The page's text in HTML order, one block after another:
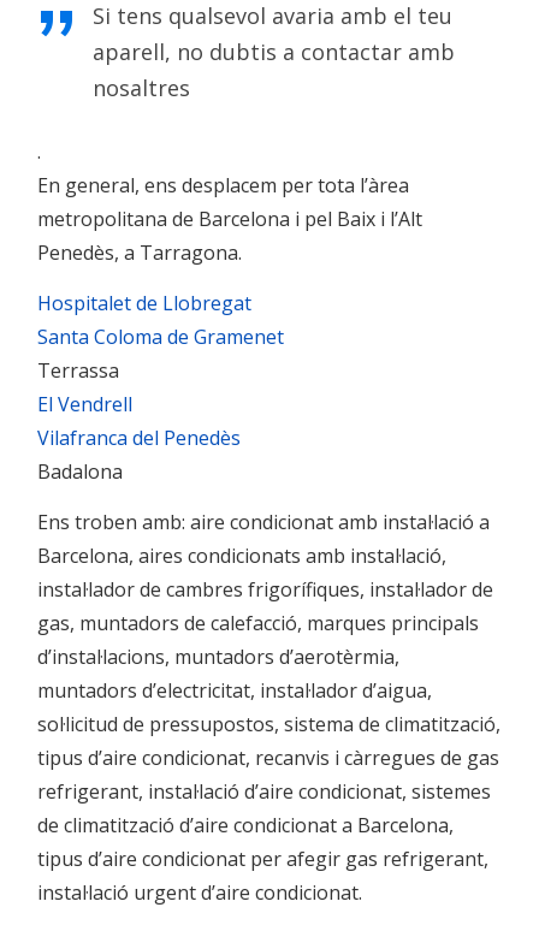
Si tens qualsevol avaria amb el teu
aparell, no dubtis a contactar amb
nosaltres
.
En general, ens desplacem per tota l’àrea
metropolitana de Barcelona i pel Baix i l’Alt
Penedès, a Tarragona.
Hospitalet de Llobregat
Santa Coloma de Gramenet
Terrassa
El Vendrell
Vilafranca del Penedès
Badalona
Ens troben amb: aire condicionat amb instal·lació a
Barcelona, aires condicionats amb instal·lació,
instal·lador de cambres frigorífiques, instal·lador de
gas, muntadors de calefacció, marques principals
d’instal·lacions, muntadors d’aerotèrmia,
muntadors d’electricitat, instal·lador d’aigua,
sol·licitud de pressupostos, sistema de climatització,
tipus d’aire condicionat, recanvis i càrregues de gas
refrigerant, instal·lació d’aire condicionat, sistemes
de climatització d’aire condicionat a Barcelona,
tipus d’aire condicionat per afegir gas refrigerant,
instal·lació urgent d’aire condicionat.